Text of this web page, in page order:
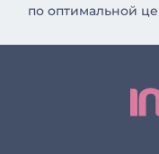
по оптимальной